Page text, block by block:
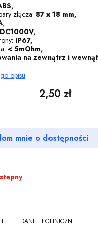
złącza: 87 x 18 mm,
,
DC1000V,
IP67,
< 5mOhm,
na zewnątrz i
opisu
Cena
2,50 zł
mnie o dostępności
DANE TECHNICZNE